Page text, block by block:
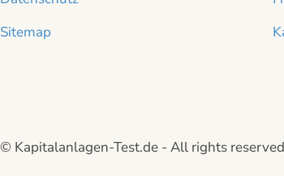
Sitemap
© Kapitalanlagen-Test.de - All rights reserved